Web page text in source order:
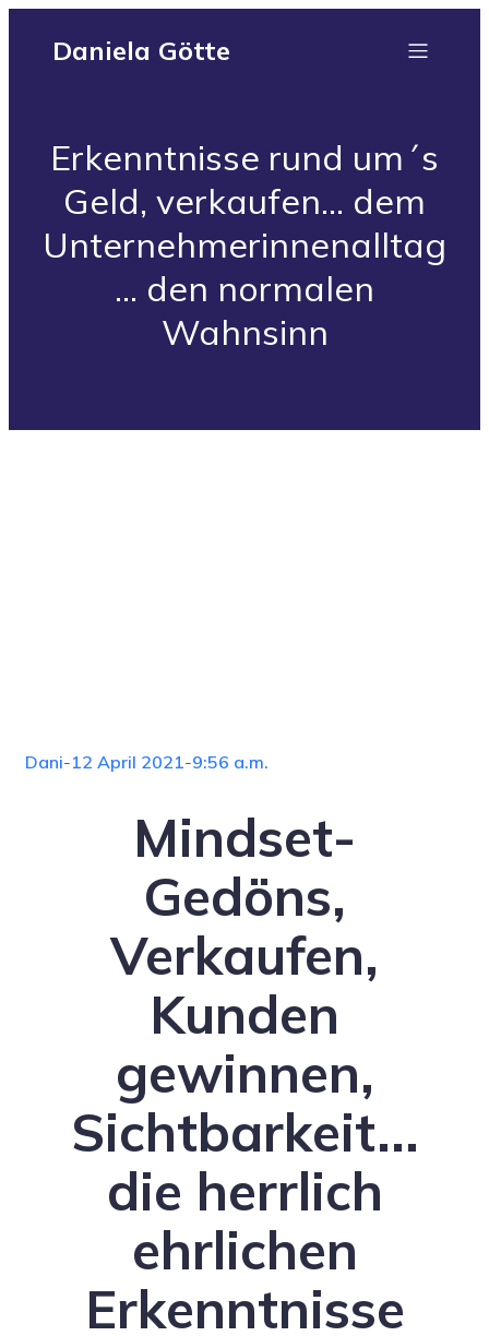
Daniela Götte
Erkenntnisse rund um´s
Geld, verkaufen… dem
Unternehmerinnenalltag
… den normalen
Wahnsinn
Dani-12 April 2021-9:56 a.m.
Mindset-
Gedöns,
Verkaufen,
Kunden
gewinnen,
Sichtbarkeit...
die herrlich
ehrlichen
Erkenntnisse